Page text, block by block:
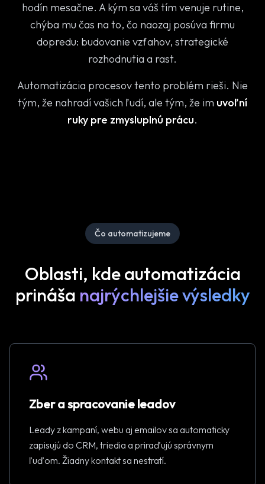
hodín mesačne. A kým sa váš tím venuje rutine,
chýba mu čas na to, čo naozaj posúva firmu
dopredu: budovanie vzťahov, strategické
rozhodnutia a rast.
Automatizácia procesov tento problém rieši. Nie
tým, že nahradí vašich ľudí, ale tým, že im uvoľní
ruky pre zmysluplnú prácu.
Čo automatizujeme
Oblasti, kde automatizácia
prináša najrýchlejšie výsledky
Zber a spracovanie leadov
Leady z kampaní, webu aj emailov sa automaticky
zapisujú do CRM, triedia a priraďujú správnym
ľuďom. Žiadny kontakt sa nestratí.